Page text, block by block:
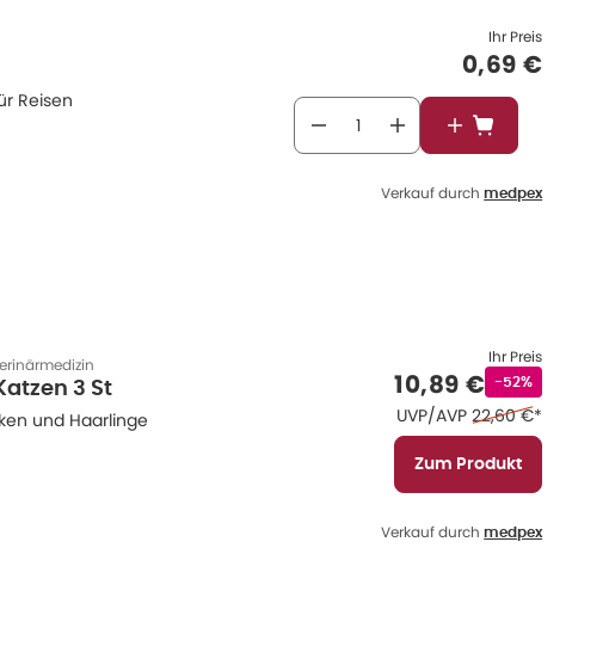
Reisen
Ihr Preis
0,69 €
In den
Verkauf durch medpex
3 St
und Haarlinge
Ihr Preis
Verkaufspreis
10,89 €Rabattstempel
-52%
UVP/AVP Ehemaliger Preis
22,60 €*
Zum Produkt
Verkauf durch medpex